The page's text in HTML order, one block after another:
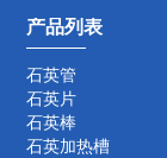
产品列表
石英管
石英片
石英棒
石英加热槽